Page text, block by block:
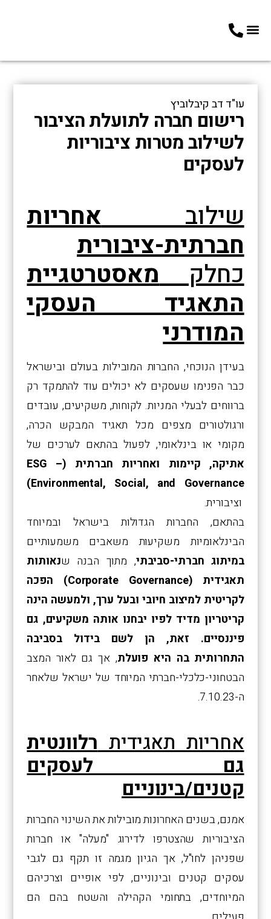
עו"ד דב קיבלוביץ
רישום חברה לתועלת הציבור
לשילוב מטרות ציבוריות
לעסקים
שילובאחריות
חברתית-ציבורית
כחלקמאסטרטגיית
התאגיד העסקי
המודרני
בעידן הנוכחי, החברות המובילות בעולם ובישראל
כבר הפנימו שעסקים לא יכולים עוד להתמקד רק
ברווחים לבעלי המניות. לקוחות, משקיעים, עובדים
ורגולטורים מצפים מכל תאגיד המבקש הכרה,
מקומי או בינלאומי, לפעול בהתאם לערכים של
אתיקה, קיימות ואחריות חברתית (
ESG –
Environmental, Social, and Governance)
וציבורית.
בהתאם, החברות הגדולות בישראל ובמיוחד
הבינלאומיות משקיעות משאבים משמעותיים
במיתוג חברתי-סביבתי, מתוך הבנה שנאותות
תאגידית (Corporate Governance)
הפכה
לקריטית למיצוב חיובי ובעל ערך, ולמעשה הינה
קריטריון מדיד לפיו יבחנו אותה משקיעים, גם
פיננסיים. זאת, הן לשם בידול בסביבה
התחרותית בה היא פועלת, אך גם לאור המצב
הבטחוני-כלכלי-חברתי המיוחד של ישראל שלאחר
ה-7.10.23.
אחריות תאגידיתרלוונטית
גם לעסקים
קטנים/בינוניים
אמנם, בשנים האחרונות מובילות את השינוי החברות
הציבוריות שהצטרפו לדירוג "מעלה" או חברות
שפניהן לחו"ל, אך הגיון מגמה זו תקף גם לגבי
עסקים קטנים ובינוניים, לפי אופיים וצרכיהם
המיוחדים, בתחומי הקהילה והשטח בהם הם